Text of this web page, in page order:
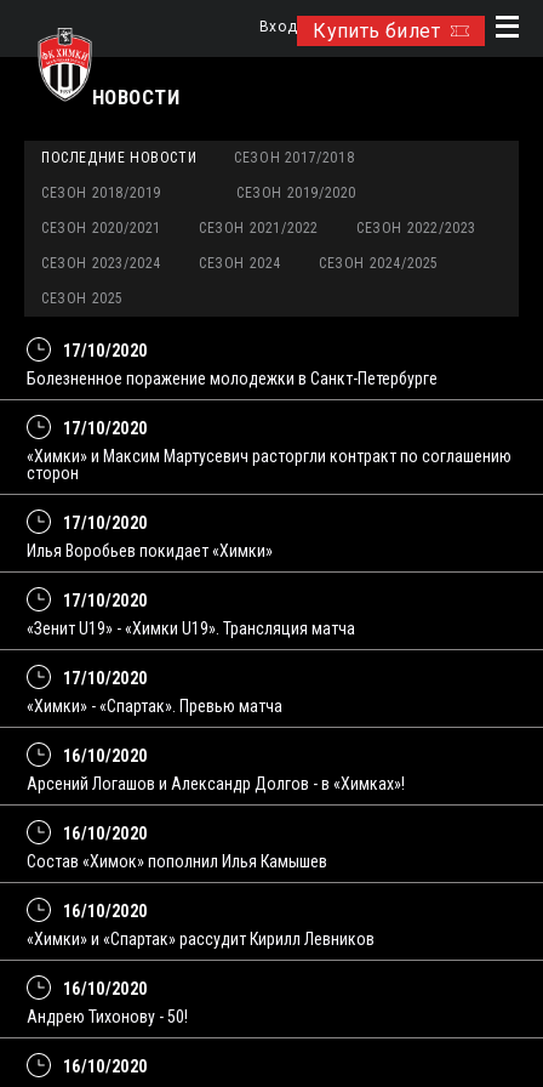
Купить билет
Вход
НОВОСТИ
ПОСЛЕДНИЕ НОВОСТИ СЕЗОН 2017/2018
СЕЗОН 2018/2019 СЕЗОН 2019/2020
СЕЗОН 2020/2021 СЕЗОН 2021/2022 СЕЗОН 2022/2023
СЕЗОН 2023/2024 СЕЗОН 2024 СЕЗОН 2024/2025
СЕЗОН 2025
17/10/2020
Болезненное поражение молодежки в Санкт-Петербурге
17/10/2020
«Химки» и Максим Мартусевич расторгли контракт по соглашению
сторон
17/10/2020
Илья Воробьев покидает «Химки»
17/10/2020
«Зенит U19» - «Химки U19». Трансляция матча
17/10/2020
«Химки» - «Спартак». Превью матча
16/10/2020
Арсений Логашов и Александр Долгов - в «Химках»!
16/10/2020
Состав «Химок» пополнил Илья Камышев
16/10/2020
«Химки» и «Спартак» рассудит Кирилл Левников
16/10/2020
Андрею Тихонову - 50!
16/10/2020